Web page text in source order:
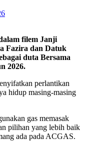
filem Janji
Fazira dan Datuk
duta Bersama
2026.
perlantikan
hidup masing-masing
gas memasak
pilihan yang lebih baik
ada pada ACGAS.